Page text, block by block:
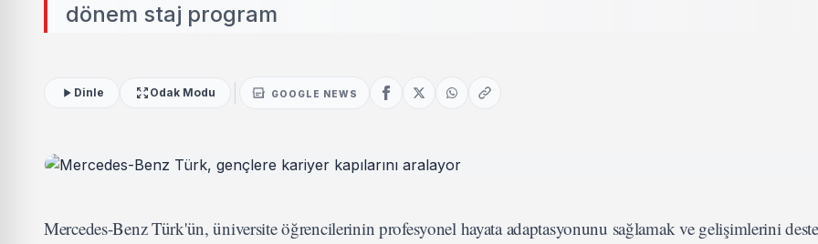
dönem staj program
Dinle Odak Modu GOOGLE NEWS
Mercedes-Benz Türk'ün, üniversite öğrencilerinin profesyonel hayata adaptasyonunu sağlamak ve gelişimlerini